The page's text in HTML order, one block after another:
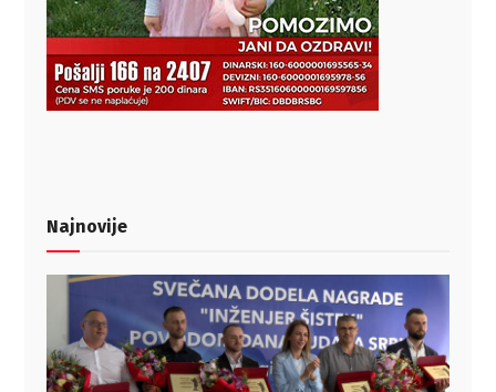
Najnovije